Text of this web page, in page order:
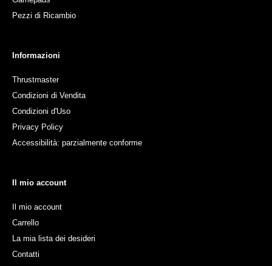
Pezzi di Ricambio
Informazioni
Thrustmaster
Condizioni di Vendita
Condizioni d'Uso
Privacy Policy
Accessibilità: parzialmente conforme
Il mio account
Il mio account
Carrello
La mia lista dei desideri
Contatti